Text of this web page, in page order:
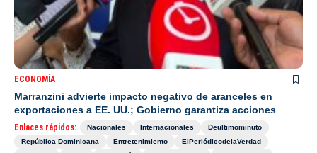
ECONOMÍA
Marranzini advierte impacto negativo de aranceles en
exportaciones a EE. UU.; Gobierno garantiza acciones
Enlaces rápidos: Nacionales Internacionales
Deultimominuto
República Dominicana
Entretenimiento
ElPeriódicodelaVerdad